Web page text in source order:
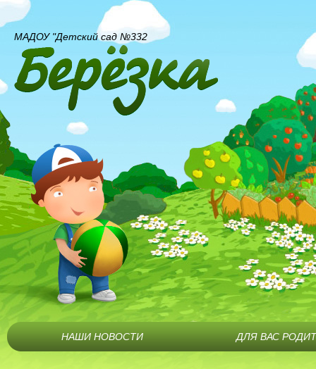
МАДОУ "Детский сад №332
НАШИ НОВОСТИ ДЛЯ ВАС